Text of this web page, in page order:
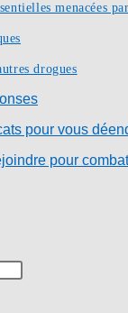
menacées
drogues
pour vous
pour
Press